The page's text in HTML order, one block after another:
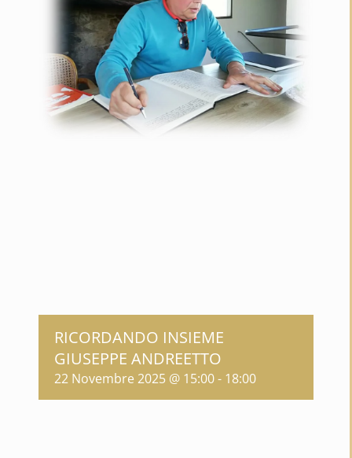
RICORDANDO INSIEME
GIUSEPPE ANDREETTO
22 Novembre 2025 @ 15:00- 18:00